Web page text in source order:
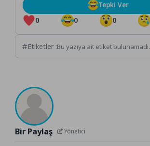
0 0 0
Tepki Ver
Etiketler :Bu yazıya ait etiket bulunamadı.
Bir Paylaş Yönetici